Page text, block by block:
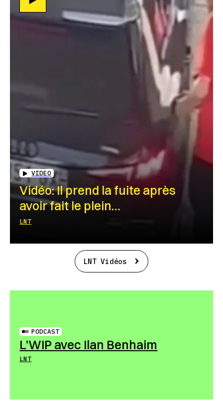
VIDEO
Vidéo: Il prend la fuite après
avoir fait le plein…
LNT
LNT Vidéos
PODCAST
L’WIP avec Ilan Benhaim
LNT